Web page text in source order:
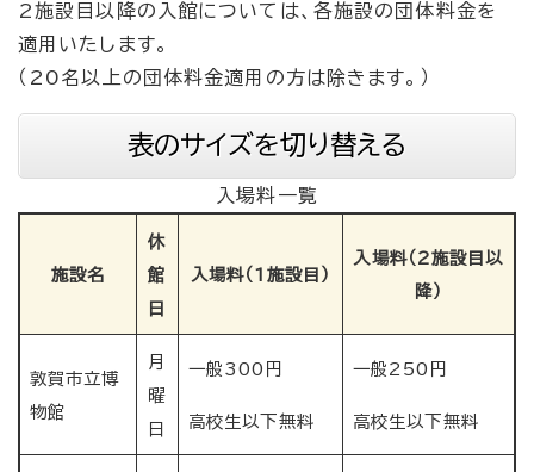
2施設目以降の入館については、各施設の団体料金を
適用いたします。
（20名以上の団体料金適用の方は除きます。）
表のサイズを切り替える
入場料一覧
施設名
休
館
日
入場料（1施設目）
入場料（2施設目以
降）
敦賀市立博
物館
月
曜
日
一般300円
高校生以下無料
一般250円
高校生以下無料